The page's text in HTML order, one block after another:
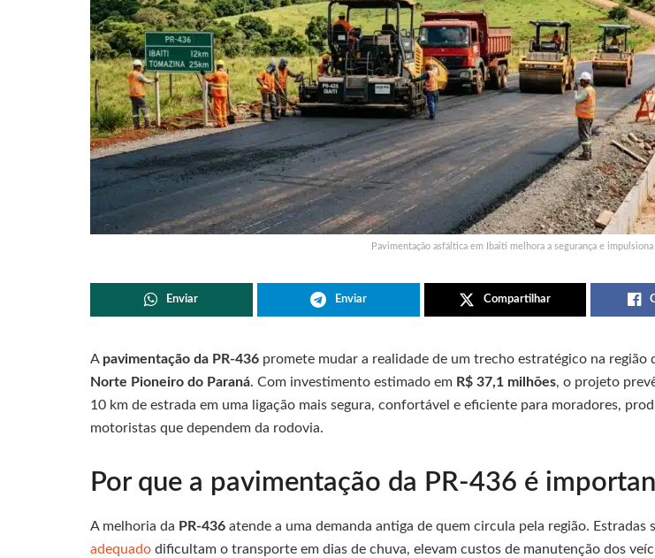
Pavimentação asfáltica em Ibaiti melhora a segurança e
Enviar Enviar Compartilhar
A pavimentação da PR-436 promete mudar a realidade de um trecho estratégico na região
Norte Pioneiro do Paraná. Com investimento estimado em R$ 37,1 milhões, o projeto
10 km de estrada em uma ligação mais segura, confortável e eficiente para moradores,
motoristas que dependem da rodovia.
Por que a pavimentação da PR-436 é
A melhoria da PR-436 atende a uma demanda antiga de quem circula pela região. Estradas
adequado dificultam o transporte em dias de chuva, elevam custos de manutenção dos